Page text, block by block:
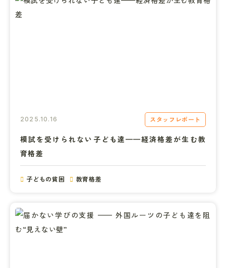
2025.10.16 スタッフレポート
模試を受けられない子ども達——経済格差が生む教
育格差
子どもの貧困 教育格差